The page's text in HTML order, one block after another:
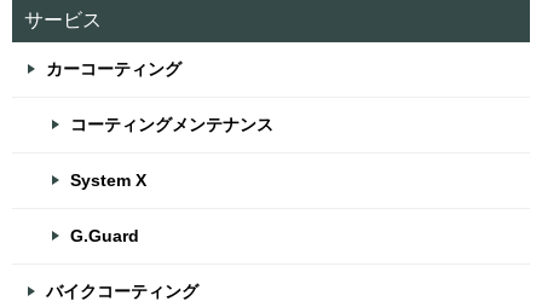
サービス
カーコーティング
コーティングメンテナンス
System X
G.Guard
バイクコーティング